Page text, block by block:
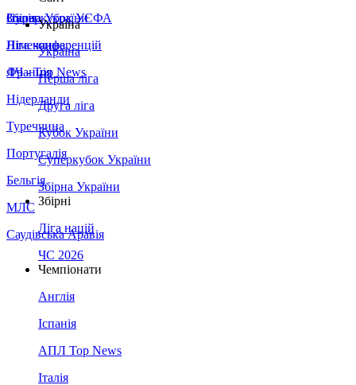
Збірна України
Італія
Німеччина
Франція
Нідерланди
Туреччина
Португалія
Бельгія
МЛС
Саудівська Аравія
Суперкубок УЄФА
Ліга конференцій
ЛЧ - Top News
Україна
Україна
Перша ліга
Друга ліга
Кубок України
Суперкубок України
Збірна України
Збірні
Ліга націй
ЧС 2026
Чемпіонати
Англія
Іспанія
АПЛ Top News
Італія